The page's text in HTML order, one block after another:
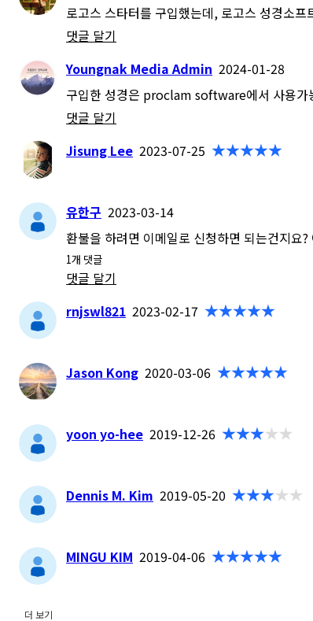
로고스 스타터를 구입했는데, 로고스 성경소
댓글 달기
Youngnak Media Admin 2024-01-28
구입한 성경은 proclam software에서 사용가
댓글 달기
Jisung Lee 2023-07-25
유한구 2023-03-14
환불을 하려면 이메일로 신청하면 되는건지요
1개 댓글
댓글 달기
rnjswl821 2023-02-17
Jason Kong 2020-03-06
yoon yo-hee 2019-12-26
Dennis M. Kim 2019-05-20
MINGU KIM 2019-04-06
더 보기